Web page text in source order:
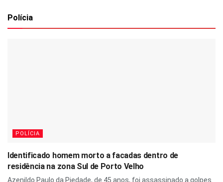
Polícia
POLÍCIA
Identificado homem morto a facadas dentro de
residência na zona Sul de Porto Velho
Azenildo Paulo da Piedade, de 45 anos, foi assassinado a golpes